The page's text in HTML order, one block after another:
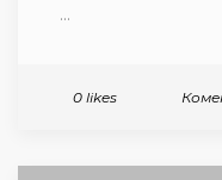
...
0 likes